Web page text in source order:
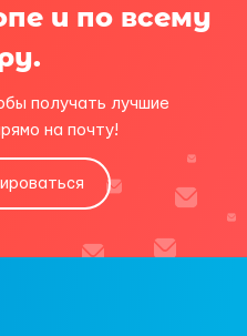
и по всему
получать лучшие
на почту!